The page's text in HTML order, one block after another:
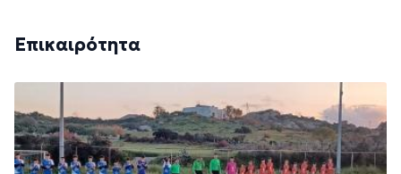
Επικαιρότητα